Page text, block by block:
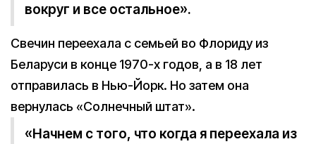
вокруг и все остальное».
Свечин переехала с семьей во Флориду из
Беларуси в конце 1970-х годов, а в 18 лет
отправилась в Нью-Йорк. Но затем она
вернулась «Солнечный штат».
«Начнем с того, что когда я переехала из